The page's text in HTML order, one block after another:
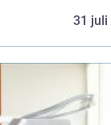
31 juli